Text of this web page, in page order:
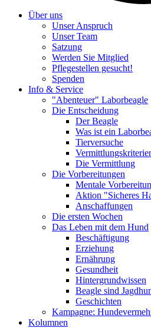
Über uns
Unser Anspruch
Unser Team
Satzung
Werden Sie Mitglied
Pflegestellen gesucht!
Spenden
Info & Service
"Abenteuer" Laborbeagle
Die Entscheidung
Der Beagle
Was ist ein
Tierversuche
Die Vermittlung
Die Vorbereitungen
Mentale
Aktion "Sicheres
Anschaffungen
Die ersten Wochen
Das Leben mit dem Hund
Beschäftigung
Erziehung
Ernährung
Gesundheit
Hintergrundwissen
Beagle sind
Geschichten
Kampagne:
Kolumnen